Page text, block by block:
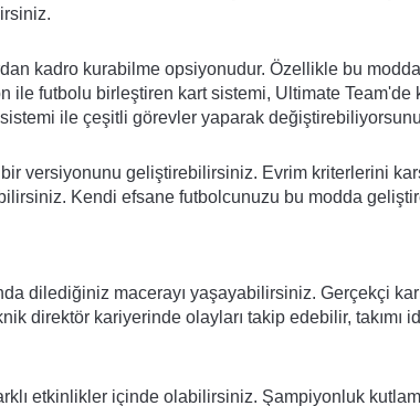
kadro kurabilme opsiyonudur. Özellikle bu
ile futbolu birleştiren kart sistemi, Ultimate Team'de
ile çeşitli görevler yaparak
versiyonunu geliştirebilirsiniz. Evrim kriterlerini
Kendi efsane futbolcunuzu bu modda
dilediğiniz macerayı yaşayabilirsiniz. Gerçekçi
direktör kariyerinde olayları takip edebilir, takımı
etkinlikler içinde olabilirsiniz. Şampiyonluk